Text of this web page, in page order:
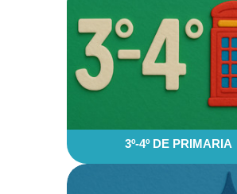
3º-4º DE PRIMARIA